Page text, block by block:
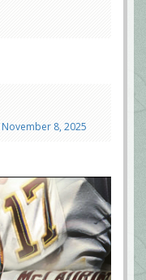
November 8, 2025